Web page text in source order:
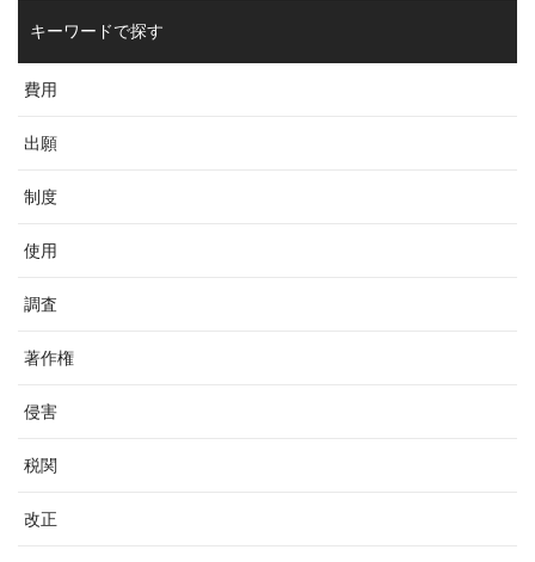
キーワードで探す
費用
出願
制度
使用
調査
著作権
侵害
税関
改正